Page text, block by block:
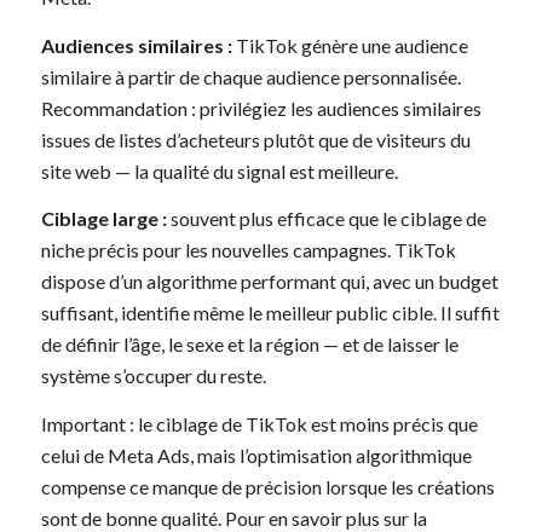
Audiences similaires :TikTok génère une audience
similaire à partir de chaque audience personnalisée.
Recommandation : privilégiez les audiences similaires
issues de listes d’acheteurs plutôt que de visiteurs du
site web — la qualité du signal est meilleure.
Ciblage large :souvent plus efficace que le ciblage de
niche précis pour les nouvelles campagnes. TikTok
dispose d’un algorithme performant qui, avec un budget
suffisant, identifie même le meilleur public cible. Il suffit
de définir l’âge, le sexe et la région — et de laisser le
système s’occuper du reste.
Important : le ciblage de TikTok est moins précis que
celui de Meta Ads, mais l’optimisation algorithmique
compense ce manque de précision lorsque les créations
sont de bonne qualité. Pour en savoir plus sur la